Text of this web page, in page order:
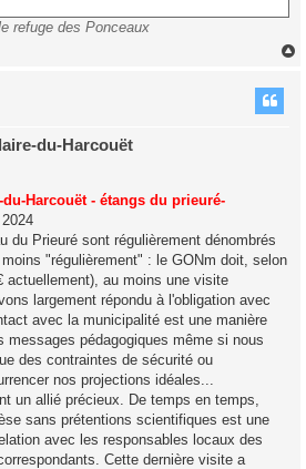
refuge des Ponceaux
du-Harcouët
Harcouët - étangs du prieuré-
du Prieuré sont régulièrement dénombrés
"régulièrement" : le GONm doit, selon
actuellement), au moins une visite
largement répondu à l'obligation avec
avec la municipalité est une manière
messages pédagogiques même si nous
des contraintes de sécurité ou
nos projections idéales...
un allié précieux. De temps en temps,
sans prétentions scientifiques est une
avec les responsables locaux des
Cette dernière visite a